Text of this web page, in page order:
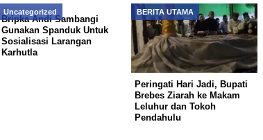
Uncategorized
Bripka Andi Sambangi
Gunakan Spanduk Untuk
Sosialisasi Larangan
Karhutla
BERITA UTAMA
Peringati Hari Jadi, Bupati
Brebes Ziarah ke Makam
Leluhur dan Tokoh
Pendahulu